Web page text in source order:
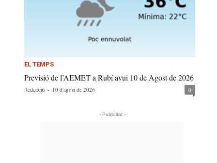
EL TEMPS
Previsió de l’AEMET a Rubí avui 10 de Agost de 2026
Redacció - 10 d'agost de 2026 0
- Publicitat -